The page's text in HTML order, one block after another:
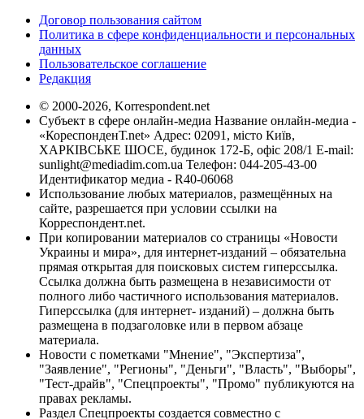
Договор пользования сайтом
Политика в сфере конфиденциальности и персональных
данных
Пользовательское соглашение
Редакция
© 2000-2026, Korrespondent.net
Субъект в сфере онлайн-медиа Название онлайн-медиа -
«КореспонденТ.net» Адрес: 02091, місто Київ,
ХАРКІВСЬКЕ ШОСЕ, будинок 172-Б, офіс 208/1 E-mail:
sunlight@mediadim.com.ua Телефон: 044-205-43-00
Идентификатор медиа - R40-06068
Использование любых материалов, размещённых на
сайте, разрешается при условии ссылки на
Корреспондент.net.
При копировании материалов со страницы «Новости
Украины и мира», для интернет-изданий – обязательна
прямая открытая для поисковых систем гиперссылка.
Ссылка должна быть размещена в независимости от
полного либо частичного использования материалов.
Гиперссылка (для интернет- изданий) – должна быть
размещена в подзаголовке или в первом абзаце
материала.
Новости с пометками "Мнение", "Экспертиза",
"Заявление", "Регионы", "Деньги", "Власть", "Выборы",
"Тест-драйв", "Спецпроекты", "Промо" публикуются на
правах рекламы.
Раздел Спецпроекты создается совместно с